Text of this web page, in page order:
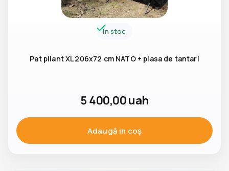
În stoc
Pat pliant XL 206x72 cm NATO + plasa de tantari
5 400,00uah
Adaugă in coş